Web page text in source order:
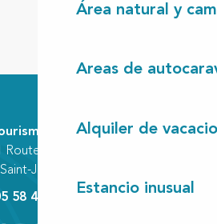
Área natural y
Areas de
Alquiler de
Estancio inusual
Communautaire
Route des Lacs
Julien-en-Born
58 42 89 80